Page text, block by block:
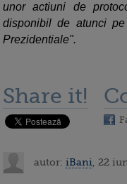
unor actiuni de
disponibil de atunci
Prezidentiale".
Share it!
autor: iBani , 22